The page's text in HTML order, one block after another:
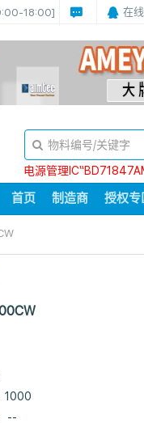
18:00] 在
电源管理
首页 制造商 授权专
1000
--